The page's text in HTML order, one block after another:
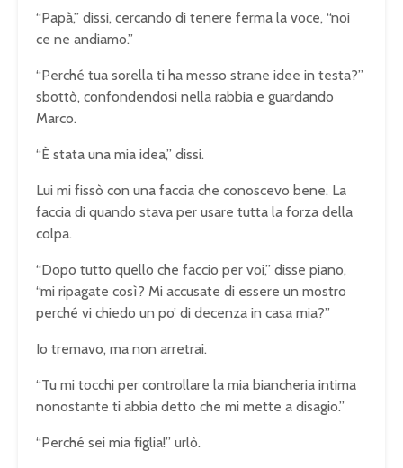
“Papà,” dissi, cercando di tenere ferma la voce, “noi
ce ne andiamo.”
“Perché tua sorella ti ha messo strane idee in testa?”
sbottò, confondendosi nella rabbia e guardando
Marco.
“È stata una mia idea,” dissi.
Lui mi fissò con una faccia che conoscevo bene. La
faccia di quando stava per usare tutta la forza della
colpa.
“Dopo tutto quello che faccio per voi,” disse piano,
“mi ripagate così? Mi accusate di essere un mostro
perché vi chiedo un po’ di decenza in casa mia?”
Io tremavo, ma non arretrai.
“Tu mi tocchi per controllare la mia biancheria intima
nonostante ti abbia detto che mi mette a disagio.”
“Perché sei mia figlia!” urlò.